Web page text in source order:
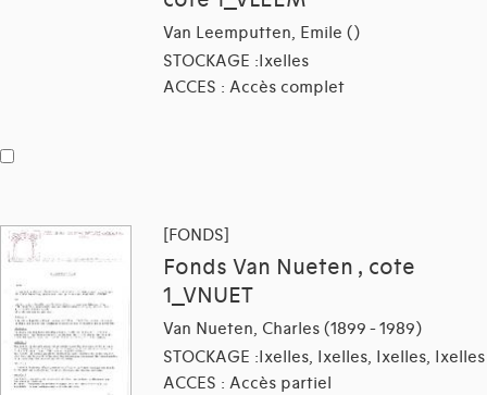
Van Leemputten, Emile ()
STOCKAGE :Ixelles
ACCES : Accès complet
[FONDS]
Fonds Van Nueten , cote
1_VNUET
Van Nueten, Charles (1899 - 1989)
STOCKAGE :Ixelles, Ixelles, Ixelles, Ixelles
ACCES : Accès partiel